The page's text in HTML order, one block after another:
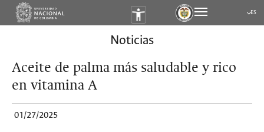
ES
Noticias
Aceite de palma más saludable y rico
en vitamina A
01/27/2025